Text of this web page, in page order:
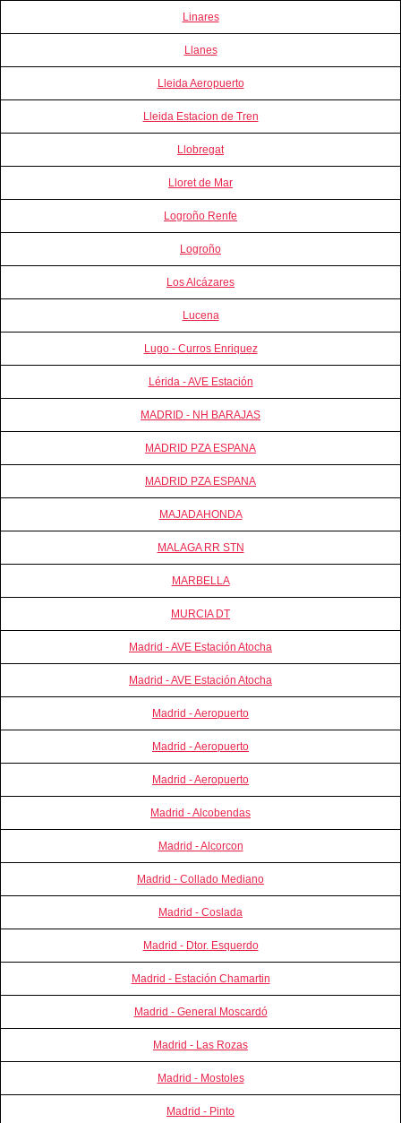
Linares
Llanes
Lleida Aeropuerto
Lleida Estacion de Tren
Llobregat
Lloret de Mar
Logroño Renfe
Logroño
Los Alcázares
Lucena
Lugo - Curros Enriquez
Lérida - AVE Estación
MADRID - NH BARAJAS
MADRID PZA ESPANA
MADRID PZA ESPANA
MAJADAHONDA
MALAGA RR STN
MARBELLA
MURCIA DT
Madrid - AVE Estación Atocha
Madrid - AVE Estación Atocha
Madrid - Aeropuerto
Madrid - Aeropuerto
Madrid - Aeropuerto
Madrid - Alcobendas
Madrid - Alcorcon
Madrid - Collado Mediano
Madrid - Coslada
Madrid - Dtor. Esquerdo
Madrid - Estación Chamartin
Madrid - General Moscardó
Madrid - Las Rozas
Madrid - Mostoles
Madrid - Pinto